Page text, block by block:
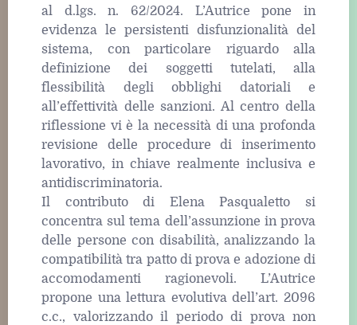
al d.lgs. n. 62/2024. L’Autrice pone in
evidenza le persistenti disfunzionalità del
sistema, con particolare riguardo alla
definizione dei soggetti tutelati, alla
flessibilità degli obblighi datoriali e
all’effettività delle sanzioni. Al centro della
riflessione vi è la necessità di una profonda
revisione delle procedure di inserimento
lavorativo, in chiave realmente inclusiva e
antidiscriminatoria.
Il contributo di Elena Pasqualetto si
concentra sul tema dell’assunzione in prova
delle persone con disabilità, analizzando la
compatibilità tra patto di prova e adozione di
accomodamenti ragionevoli. L’Autrice
propone una lettura evolutiva dell’art. 2096
c.c., valorizzando il periodo di prova non